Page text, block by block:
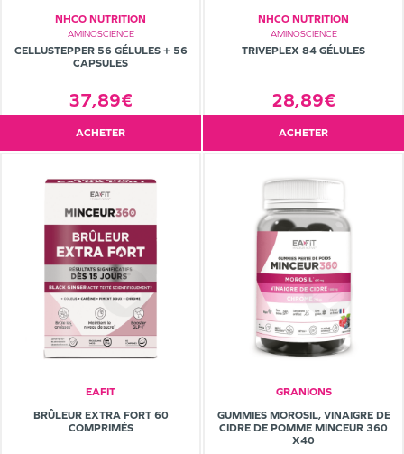
NHCO NUTRITION
AMINOSCIENCE
CELLUSTEPPER 56 GÉLULES + 56
CAPSULES
37,89€
ACHETER
NHCO NUTRITION
AMINOSCIENCE
TRIVEPLEX 84 GÉLULES
28,89€
ACHETER
EAFIT
BRÛLEUR EXTRA FORT 60
COMPRIMÉS
GRANIONS
GUMMIES MOROSIL, VINAIGRE DE
CIDRE DE POMME MINCEUR 360
X40